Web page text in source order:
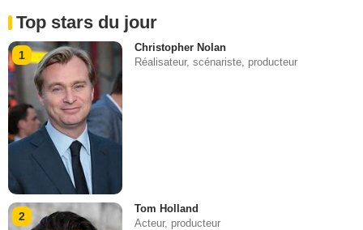
Top stars du jour
1
Christopher Nolan
Réalisateur, scénariste, producteur
2
Tom Holland
Acteur, producteur